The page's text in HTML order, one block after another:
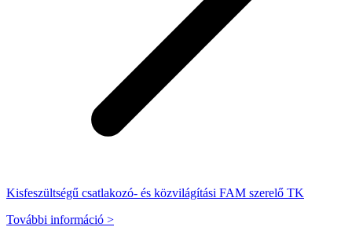
Kisfeszültségű csatlakozó- és közvilágítási FAM szerelő TK
További információ >